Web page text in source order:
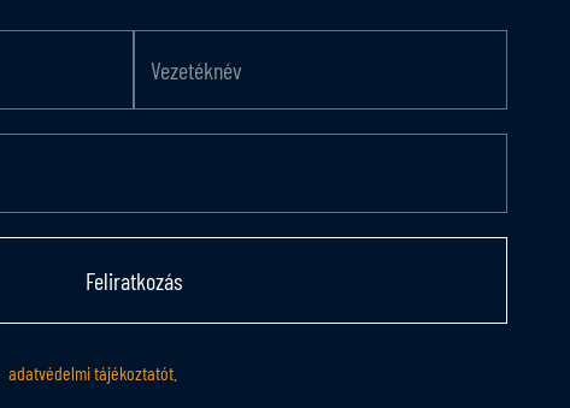
Feliratkozás
adatvédelmi tájékoztatót.